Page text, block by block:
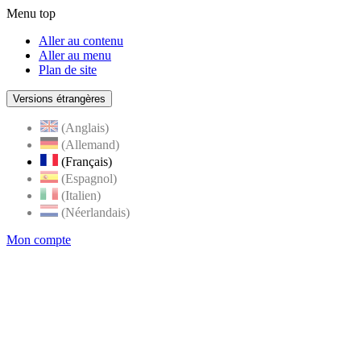
Menu top
Aller au contenu
Aller au menu
Plan de site
Versions étrangères
(Anglais)
(Allemand)
(Français)
(Espagnol)
(Italien)
(Néerlandais)
Mon compte